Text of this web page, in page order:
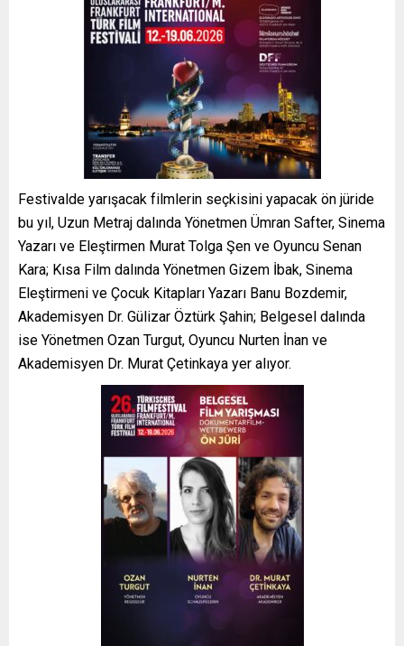
Festivalde yarışacak filmlerin seçkisini yapacak ön jüride
bu yıl, Uzun Metraj dalında Yönetmen Ümran Safter, Sinema
Yazarı ve Eleştirmen Murat Tolga Şen ve Oyuncu Senan
Kara; Kısa Film dalında Yönetmen Gizem İbak, Sinema
Eleştirmeni ve Çocuk Kitapları Yazarı Banu Bozdemir,
Akademisyen Dr. Gülizar Öztürk Şahin; Belgesel dalında
ise Yönetmen Ozan Turgut, Oyuncu Nurten İnan ve
Akademisyen Dr. Murat Çetinkaya yer alıyor.